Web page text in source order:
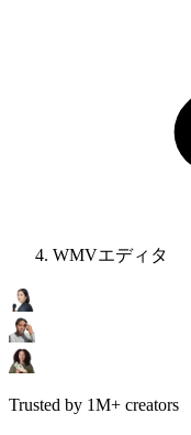
WMVエディタ
Trusted by 1M+ creators